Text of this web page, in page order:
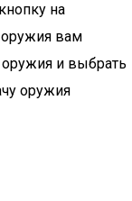
на
оружия вам
оружия и выбрать
оружия